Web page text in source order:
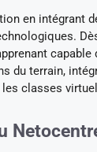
en
capable
du terrain,
classes